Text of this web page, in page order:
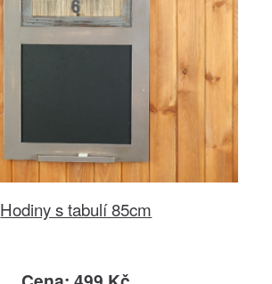
Hodiny s tabulí 85cm